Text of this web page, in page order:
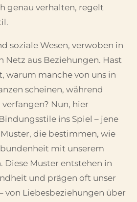
genau verhalten, regelt
soziale Wesen, verwoben in
Netz aus Beziehungen. Hast
warum manche von uns in
scheinen, während
Nun, hier
ins Spiel – jene
die bestimmen, wie
mit unserem
Diese Muster entstehen in
und prägen oft unser
von Liebesbeziehungen über